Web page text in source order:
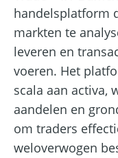
handelsplatform
markten te
leveren en
voeren. Het
scala aan activa,
aandelen en
om traders
weloverwogen